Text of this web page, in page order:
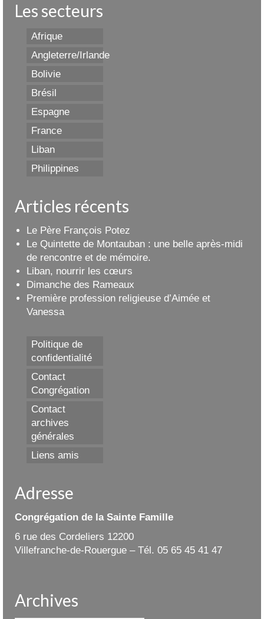
Les secteurs
Afrique
Angleterre/Irlande
Bolivie
Brésil
Espagne
France
Liban
Philippines
Articles récents
Le Père François Potez
Le Quintette de Montauban : une belle après-midi
de rencontre et de mémoire.
Liban, nourrir les cœurs
Dimanche des Rameaux
Première profession religieuse d’Aimée et
Vanessa
Politique de
confidentialité
Contact
Congrégation
Contact
archives
générales
Liens amis
Adresse
Congrégation de la Sainte Famille
6 rue des Cordeliers 12200
Villefranche-de-Rouergue – Tél. 05 65 45 41 47
Archives